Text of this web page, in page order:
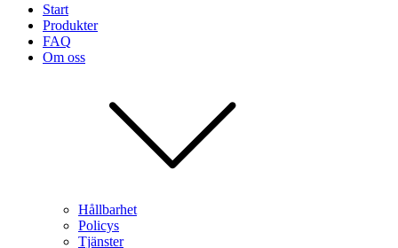
Start
Produkter
FAQ
Om oss
Hållbarhet
Policys
Tjänster